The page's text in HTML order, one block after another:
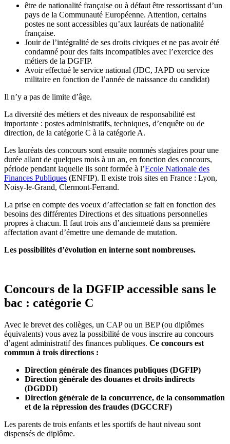
être de nationalité française ou à défaut être ressortissant d’un
pays de la Communauté Européenne. Attention, certains
postes ne sont accessibles qu’aux lauréats de nationalité
française.
Jouir de l’intégralité de ses droits civiques et ne pas avoir été
condamné pour des faits incompatibles avec l’exercice des
métiers de la DGFIP.
Avoir effectué le service national (JDC, JAPD ou service
militaire en fonction de l’année de naissance du candidat)
Il n’y a pas de limite d’âge.
La diversité des métiers et des niveaux de responsabilité est
importante : postes administratifs, techniques, d’enquête ou de
direction, de la catégorie C à la catégorie A.
Les lauréats des concours sont ensuite nommés stagiaires pour une
durée allant de quelques mois à un an, en fonction des concours,
période pendant laquelle ils sont formée à l’Ecole Nationale des
Finances Publiques (ENFIP). Il existe trois sites en France : Lyon,
Noisy-le-Grand, Clermont-Ferrand.
La prise en compte des voeux d’affectation se fait en fonction des
besoins des différentes Directions et des situations personnelles
propres à chacun. Il faut trois ans d’ancienneté dans sa première
affectation avant d’émettre une demande de mutation.
Les possibilités d’évolution en interne sont nombreuses.
Concours de la DGFIP accessible sans le
bac : catégorie C
Avec le brevet des collèges, un CAP ou un BEP (ou diplômes
équivalents) vous avez la possibilité de vous inscrire au concours
d’agent administratif des finances publiques. Ce concours est
commun à trois directions :
Direction générale des finances publiques (DGFIP)
Direction générale des douanes et droits indirects
(DGDDI)
Direction générale de la concurrence, de la consommation
et de la répression des fraudes (DGCCRF)
Les parents de trois enfants et les sportifs de haut niveau sont
dispensés de diplôme.